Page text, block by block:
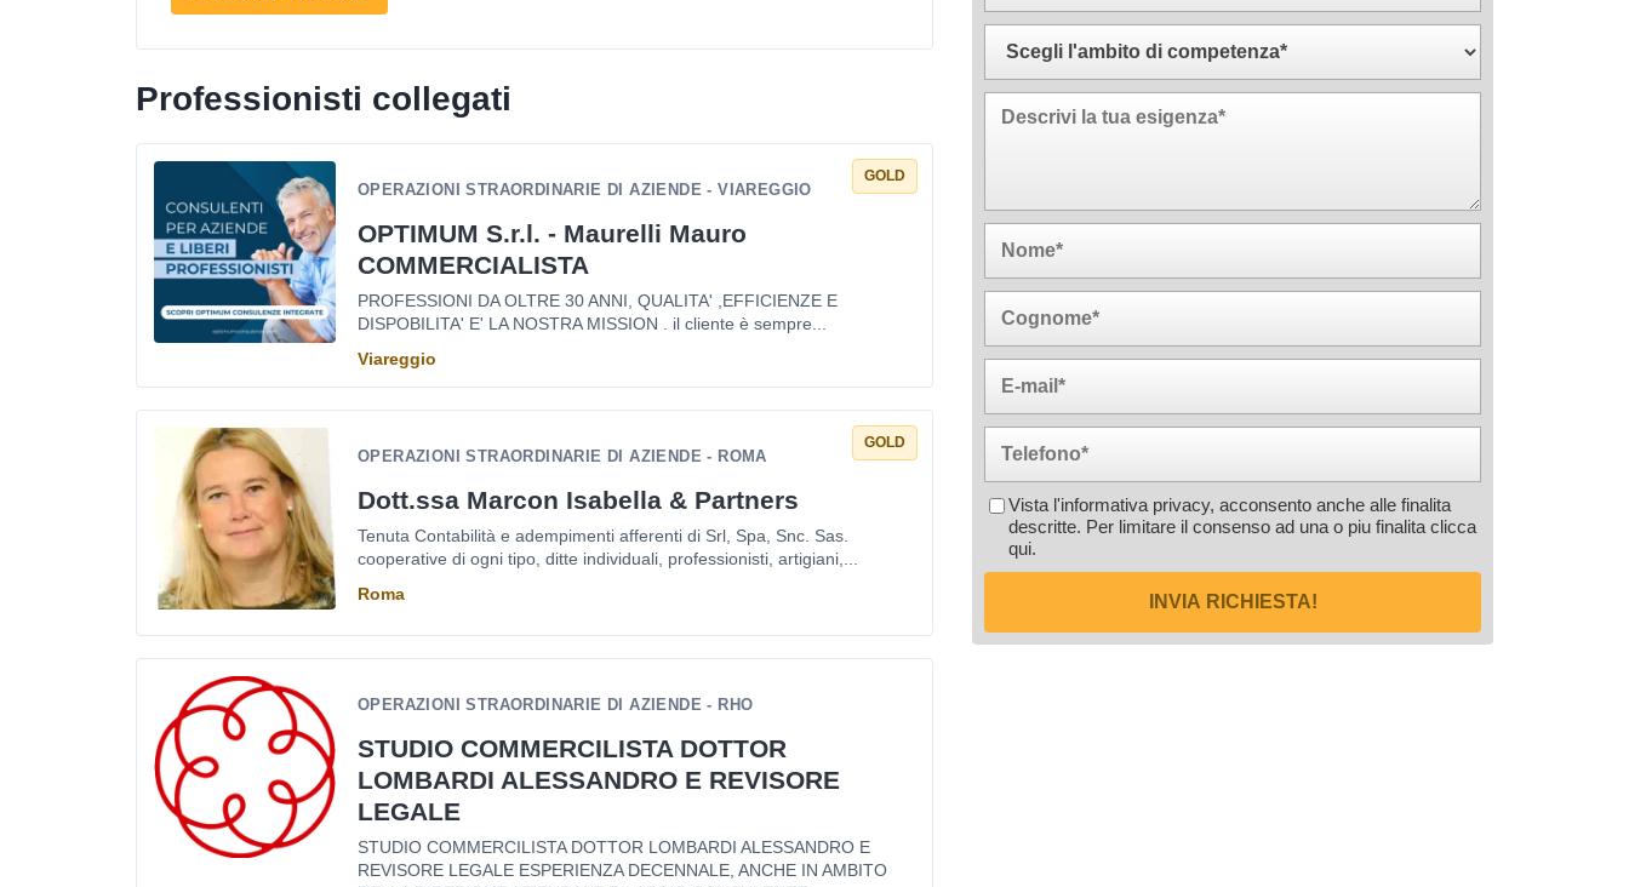
Professionisti collegati
GOLD
OPERAZIONI STRAORDINARIE DI AZIENDE - VIAREGGIO
OPTIMUM S.r.l. - Maurelli Mauro
COMMERCIALISTA
PROFESSIONI DA OLTRE 30 ANNI, QUALITA' ,EFFICIENZE E
DISPOBILITA' E' LA NOSTRA MISSION . il cliente è sempre...
Viareggio
GOLD
OPERAZIONI STRAORDINARIE DI AZIENDE - ROMA
Dott.ssa Marcon Isabella & Partners
Tenuta Contabilità e adempimenti afferenti di Srl, Spa, Snc. Sas.
cooperative di ogni tipo, ditte individuali, professionisti, artigiani,...
Roma
OPERAZIONI STRAORDINARIE DI AZIENDE - RHO
STUDIO COMMERCILISTA DOTTOR
LOMBARDI ALESSANDRO E REVISORE
LEGALE
STUDIO COMMERCILISTA DOTTOR LOMBARDI ALESSANDRO E
REVISORE LEGALE ESPERIENZA DECENNALE, ANCHE IN AMBITO
Vista l'informativa privacy, acconsento anche alle finalita
descritte. Per limitare il consenso ad una o piu finalita clicca
qui.
INVIA RICHIESTA!